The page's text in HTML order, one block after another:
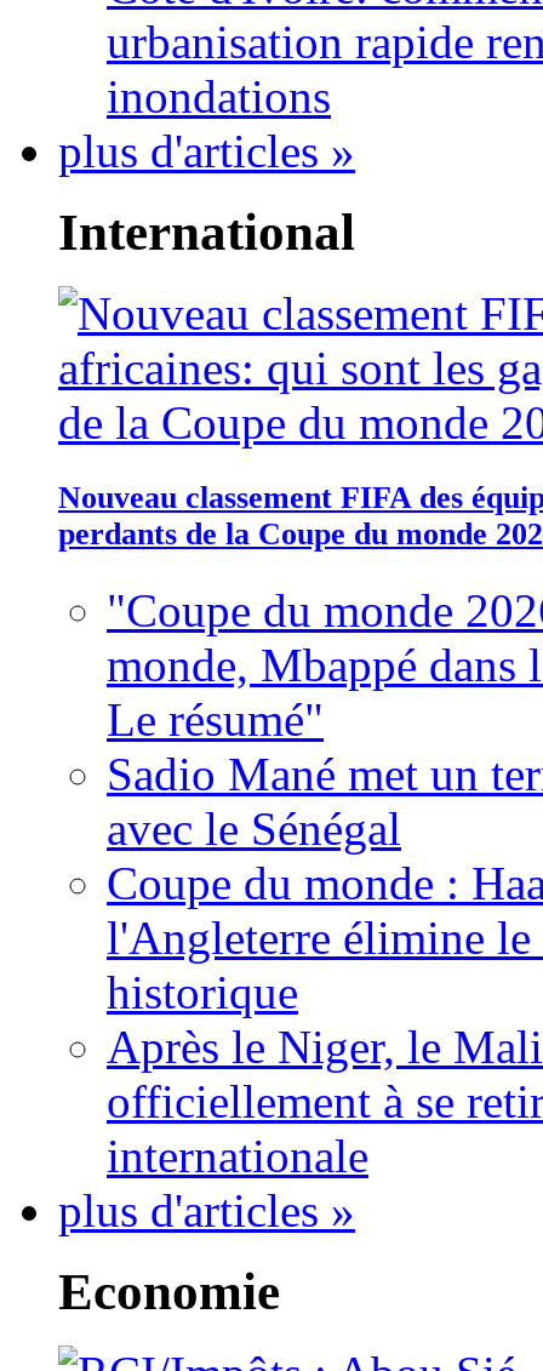
urbanisation rapide
inondations
plus d'articles »
International
Nouveau classement FIFA des
perdants de la Coupe du monde
"Coupe du monde
monde, Mbappé dans
Le résumé"
Sadio Mané met un
avec le Sénégal
Coupe du monde :
l'Angleterre élimine
historique
Après le Niger, le
officiellement à se
internationale
plus d'articles »
Economie